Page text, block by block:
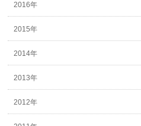
2016年
2015年
2014年
2013年
2012年